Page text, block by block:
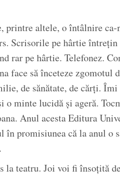
printre altele, o întâlnire ca-
Scrisorile pe hârtie întrețin
rar pe hârtie. Telefonez.
face să înceteze zgomotul
de sănătate, de cărți. Îmi
minte lucidă și ageră.
Anul acesta Editura
în promisiunea că la anul o
la teatru. Joi voi fi însoțită